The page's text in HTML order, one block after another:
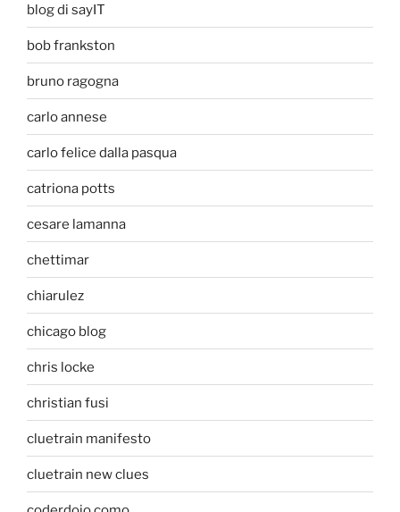
blog di sayIT
bob frankston
bruno ragogna
carlo annese
carlo felice dalla pasqua
catriona potts
cesare lamanna
chettimar
chiarulez
chicago blog
chris locke
christian fusi
cluetrain manifesto
cluetrain new clues